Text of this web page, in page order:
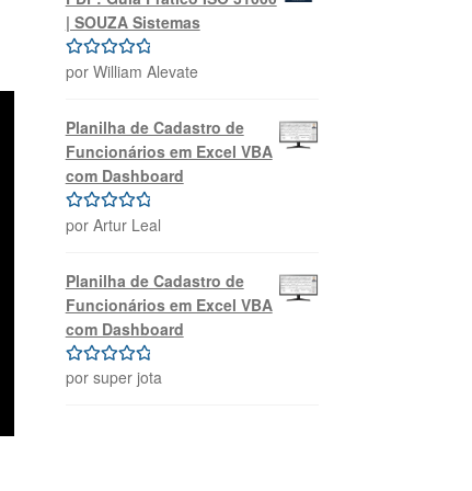
| SOUZA Sistemas
Avaliação5
por William Alevate
Planilha de Cadastro de
Funcionários em Excel VBA
com Dashboard
Avaliação 5
por Artur Leal
Planilha de Cadastro de
Funcionários em Excel VBA
com Dashboard
Avaliação5
por super jota